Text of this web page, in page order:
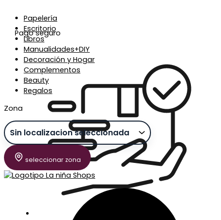
Papelería
Escritorio
Libros
Manualidades+DIY
Decoración y Hogar
Complementos
Beauty
Regalos
Zona
seleccionar zona
Pago seguro